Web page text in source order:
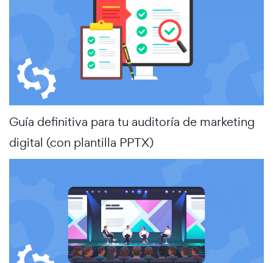
Guía definitiva para tu auditoría de marketing
digital (con plantilla PPTX)